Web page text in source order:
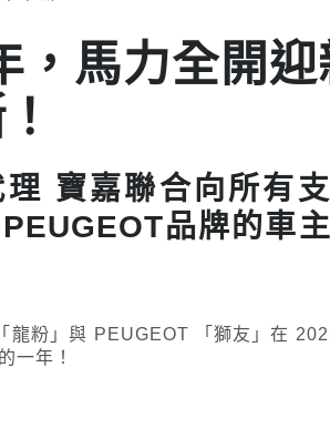
，馬力全開迎
寶嘉聯合向所有
品牌的車
粉」與 PEUGEOT 「獅友」在
一年！